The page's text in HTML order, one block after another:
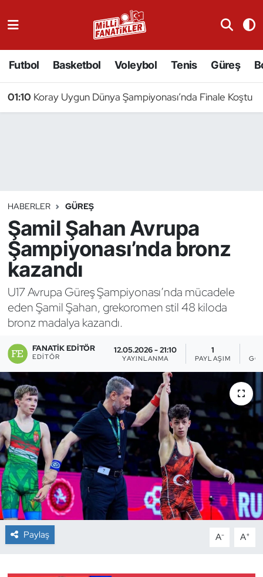
Futbol Basketbol Voleybol Tenis Güreş
01:10 Koray Uygun Dünya Şampiyonası’nda Finale Koştu
HABERLER GÜREŞ
Şamil Şahan Avrupa
Şampiyonası’nda bronz
kazandı
U17 Avrupa Güreş Şampiyonası’nda mücadele
eden Şamil Şahan, grekoromen stil 48 kiloda
bronz madalya kazandı.
FANATIK EDITÖR
EDITÖR
12.05.2026 - 21:10
YAYINLANMA
1
PAYLAŞIM
Paylaş A- A+
Badminton
Binicilik
Bisiklet
Bocce Bowling Dart
Boks
Briç
Buz Hokeyi
Buz Pateni
Çim Hokeyi
Cimnastik
Curling
Dağcılık